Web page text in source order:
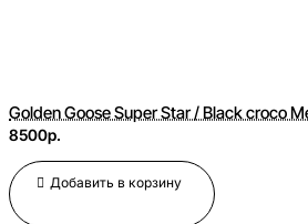
Golden Goose Super Star / Black croco
8500р.
Добавить в корзину